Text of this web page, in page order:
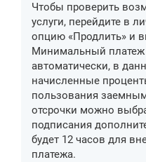
Чтобы проверить
услуги, перейдите в
опцию «Продлить» и
Минимальный платеж
автоматически, в
начисленные
пользования
отсрочки можно
подписания
будет 12 часов для
платежа.